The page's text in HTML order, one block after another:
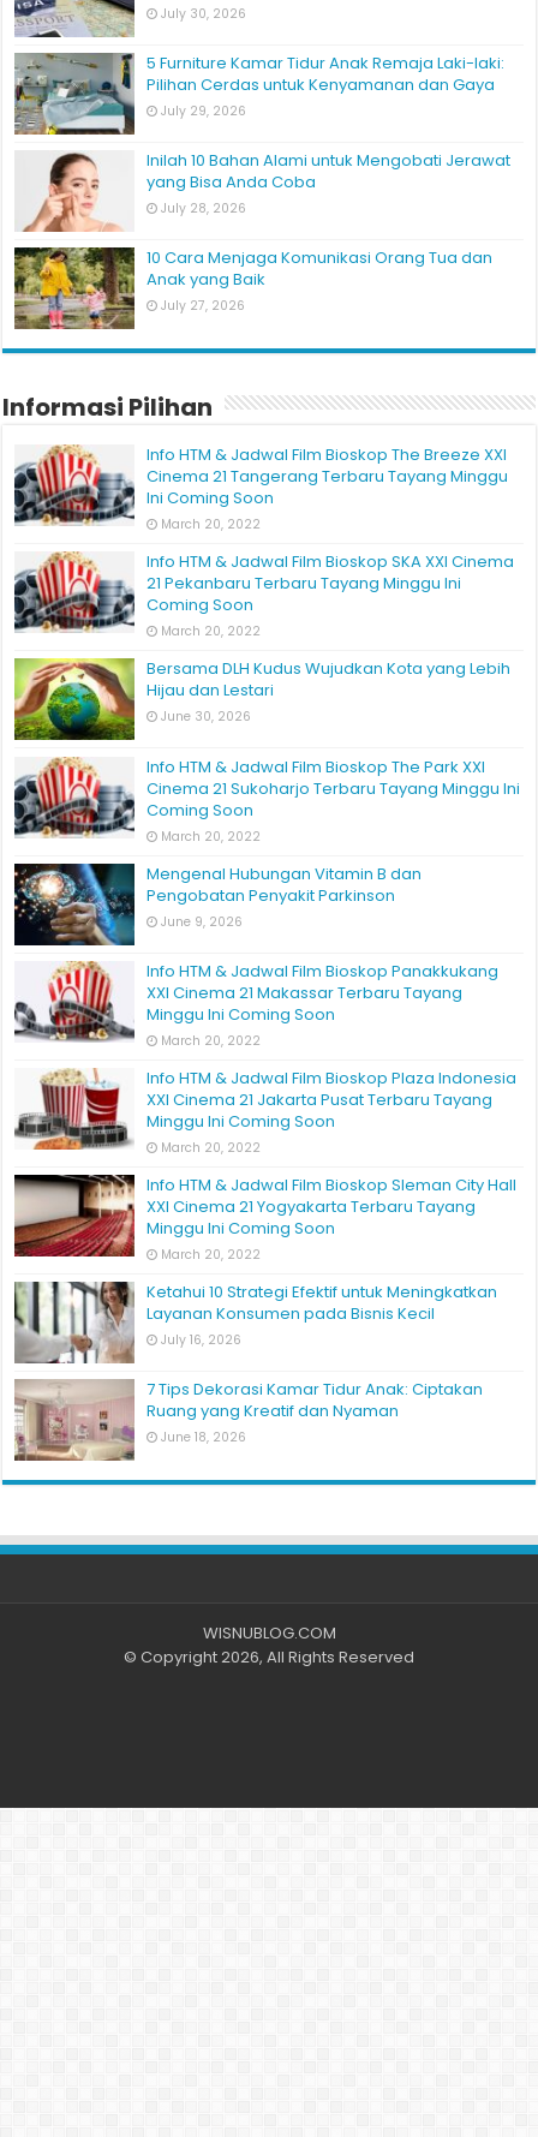
July 30, 2026
5 Furniture Kamar Tidur Anak Remaja Laki-laki:
Pilihan Cerdas untuk Kenyamanan dan Gaya
July 29, 2026
Inilah 10 Bahan Alami untuk Mengobati Jerawat
yang Bisa Anda Coba
July 28, 2026
10 Cara Menjaga Komunikasi Orang Tua dan
Anak yang Baik
July 27, 2026
Informasi Pilihan
Info HTM & Jadwal Film Bioskop The Breeze XXI
Cinema 21 Tangerang Terbaru Tayang Minggu
Ini Coming Soon
March 20, 2022
Info HTM & Jadwal Film Bioskop SKA XXI Cinema
21 Pekanbaru Terbaru Tayang Minggu Ini
Coming Soon
March 20, 2022
Bersama DLH Kudus Wujudkan Kota yang Lebih
Hijau dan Lestari
June 30, 2026
Info HTM & Jadwal Film Bioskop The Park XXI
Cinema 21 Sukoharjo Terbaru Tayang Minggu Ini
Coming Soon
March 20, 2022
Mengenal Hubungan Vitamin B dan
Pengobatan Penyakit Parkinson
June 9, 2026
Info HTM & Jadwal Film Bioskop Panakkukang
XXI Cinema 21 Makassar Terbaru Tayang
Minggu Ini Coming Soon
March 20, 2022
Info HTM & Jadwal Film Bioskop Plaza Indonesia
XXI Cinema 21 Jakarta Pusat Terbaru Tayang
Minggu Ini Coming Soon
March 20, 2022
Info HTM & Jadwal Film Bioskop Sleman City Hall
XXI Cinema 21 Yogyakarta Terbaru Tayang
Minggu Ini Coming Soon
March 20, 2022
Ketahui 10 Strategi Efektif untuk Meningkatkan
Layanan Konsumen pada Bisnis Kecil
July 16, 2026
7 Tips Dekorasi Kamar Tidur Anak: Ciptakan
Ruang yang Kreatif dan Nyaman
June 18, 2026
WISNUBLOG.COM
© Copyright 2026, All Rights Reserved